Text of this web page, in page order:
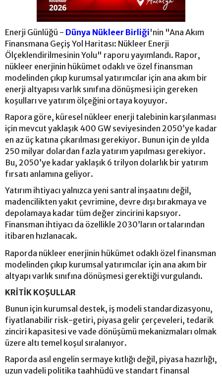
Enerji Günlüğü - Dünya Nükleer Birliği'nin "Ana Akım
Finansmana Geçiş Yol Haritası: Nükleer Enerji
Ölçeklendirilmesinin Yolu" raporu yayımlandı. Rapor,
nükleer enerjinin hükümet odaklı ve özel finansman
modelinden çıkıp kurumsal yatırımcılar için ana akım bir
enerji altyapısı varlık sınıfına dönüşmesi için gereken
koşulları ve yatırım ölçeğini ortaya koyuyor.
Rapora göre, küresel nükleer enerji talebinin karşılanması
için mevcut yaklaşık 400 GW seviyesinden 2050’ye kadar
en az üç katına çıkarılması gerekiyor. Bunun için de yılda
250 milyar dolardan fazla yatırım yapılması gerekiyor.
Bu, 2050’ye kadar yaklaşık 6 trilyon dolarlık bir yatırım
fırsatı anlamına geliyor.
Yatırım ihtiyacı yalnızca yeni santral inşaatını değil,
madencilikten yakıt çevrimine, devre dışı bırakmaya ve
depolamaya kadar tüm değer zincirini kapsıyor.
Finansman ihtiyacı da özellikle 2030’ların ortalarından
itibaren hızlanacak.
Raporda nükleer enerjinin hükümet odaklı özel finansman
modelinden çıkıp kurumsal yatırımcılar için ana akım bir
altyapı varlık sınıfına dönüşmesi gerektiği vurgulandı.
KRİTİK KOŞULLAR
Bunun için kurumsal destek, iş modeli standardizasyonu,
fiyatlanabilir risk-getiri, piyasa gelir çerçeveleri, tedarik
zinciri kapasitesi ve vade dönüşümü mekanizmaları olmak
üzere altı temel koşul sıralanıyor.
Raporda asıl engelin sermaye kıtlığı değil, piyasa hazırlığı,
uzun vadeli politika taahhüdü ve standart finansal